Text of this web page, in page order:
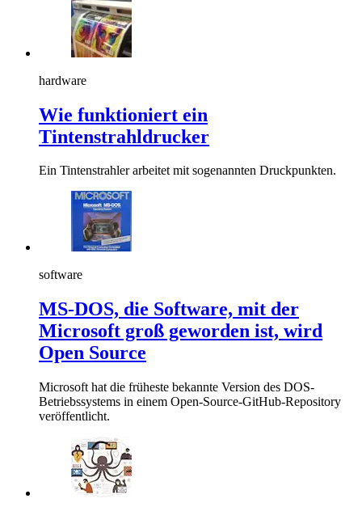
hardware
Wie funktioniert ein
Tintenstrahldrucker
Ein Tintenstrahler arbeitet mit sogenannten Druckpunkten.
software
MS-DOS, die Software, mit der
Microsoft groß geworden ist, wird
Open Source
Microsoft hat die früheste bekannte Version des DOS-
Betriebssystems in einem Open-Source-GitHub-Repository
veröffentlicht.